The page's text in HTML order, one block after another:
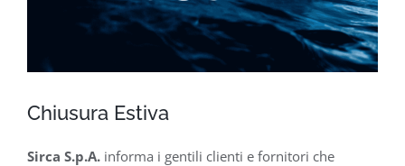
Chiusura Estiva
Sirca S.p.A.informa i gentili clienti e fornitori che